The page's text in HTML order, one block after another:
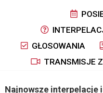
GŁOSOWANIA
TRANSMISJE
Najnowsze interpelacje